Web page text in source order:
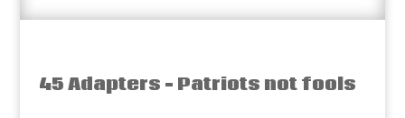
45 Adapters – Patriots not fools